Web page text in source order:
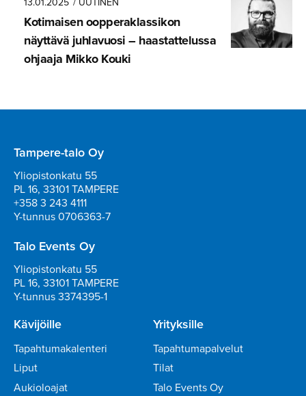
Kotimaisen oopperak­las­sikon
näyttävä juhlavuosi – haastatte­lussa
ohjaaja Mikko Kouki
Tampere-talo Oy
Yliopistonkatu 55
PL 16, 33101 TAMPERE
+358 3 243 4111
Y-tunnus 0706363-7
Talo Events Oy
Yliopistonkatu 55
PL 16, 33101 TAMPERE
Y-tunnus 3374395-1
Kävijöille
Tapahtumakalenteri
Liput
Aukioloajat
Yrityksille
Tapahtumapalvelut
Tilat
Talo Events Oy